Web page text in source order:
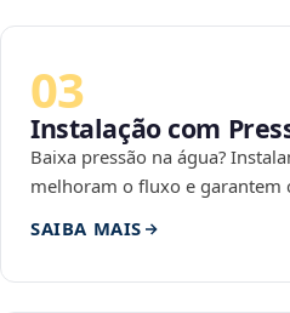
03
Instalação com
Baixa pressão na água?
melhoram o fluxo e garantem
SAIBA MAIS